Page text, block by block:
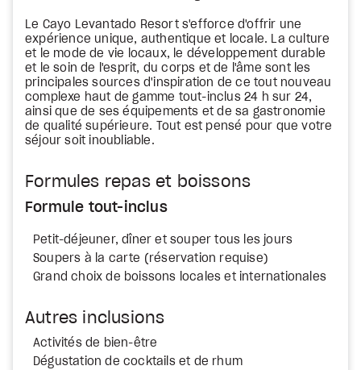
Le Cayo Levantado Resort s'efforce d'offrir une
expérience unique, authentique et locale. La culture
et le mode de vie locaux, le développement durable
et le soin de l'esprit, du corps et de l'âme sont les
principales sources d'inspiration de ce tout nouveau
complexe haut de gamme tout-inclus 24 h sur 24,
ainsi que de ses équipements et de sa gastronomie
de qualité supérieure. Tout est pensé pour que votre
séjour soit inoubliable.
Formules repas et boissons
Formule tout-inclus
Petit-déjeuner, dîner et souper tous les jours
Soupers à la carte (réservation requise)
Grand choix de boissons locales et internationales
Autres inclusions
Activités de bien-être
Dégustation de cocktails et de rhum